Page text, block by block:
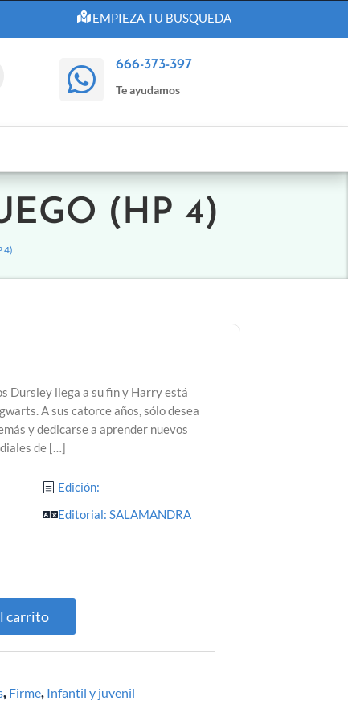
EMPIEZA TU BUSQUEDA
 666-373-397
Te ayudamos
(HP 4)
4)
Dursley llega a su fin y Harry está
A sus catorce años, sólo desea
y dedicarse a aprender nuevos
de […]
Edición:
Editorial: SALAMANDRA
carrito
, Firme, Infantil y juvenil